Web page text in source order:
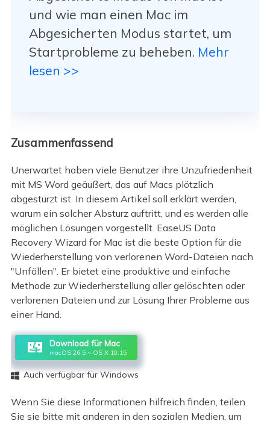
und wie man einen Mac im
Abgesicherten Modus startet, um
Startprobleme zu beheben. Mehr
lesen >>
Zusammenfassend
Unerwartet haben viele Benutzer ihre Unzufriedenheit
mit MS Word geäußert, das auf Macs plötzlich
abgestürzt ist. In diesem Artikel soll erklärt werden,
warum ein solcher Absturz auftritt, und es werden alle
möglichen Lösungen vorgestellt. EaseUS Data
Recovery Wizard for Mac ist die beste Option für die
Wiederherstellung von verlorenen Word-Dateien nach
"Unfällen". Er bietet eine produktive und einfache
Methode zur Wiederherstellung aller gelöschten oder
verlorenen Dateien und zur Lösung Ihrer Probleme aus
einer Hand.
Download für Mac
macOS 26.5 ~ OS X 10.15
 Auch verfügbar für Windows
Wenn Sie diese Informationen hilfreich finden, teilen
Sie sie bitte mit anderen in den sozialen Medien, um